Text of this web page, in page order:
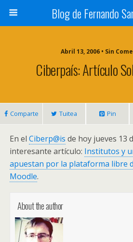
Blog de Fernando
Abril 13, 2006 • Sin
Ciberpaís: Artículo
Comparte Tuitea Pin
En el Ciberp@is de hoy jueves 13
interesante artículo: Institutos y
apuestan por la plataforma libre
Moodle.
About the author